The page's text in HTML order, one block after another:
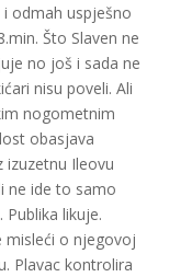
odmah uspješno
Što Slaven ne
no još i sada ne
nisu poveli. Ali
nogometnim
obasjava
izuzetnu Ileovu
ne ide to samo
likuje.
misleći o njegovoj
Plavac kontrolira